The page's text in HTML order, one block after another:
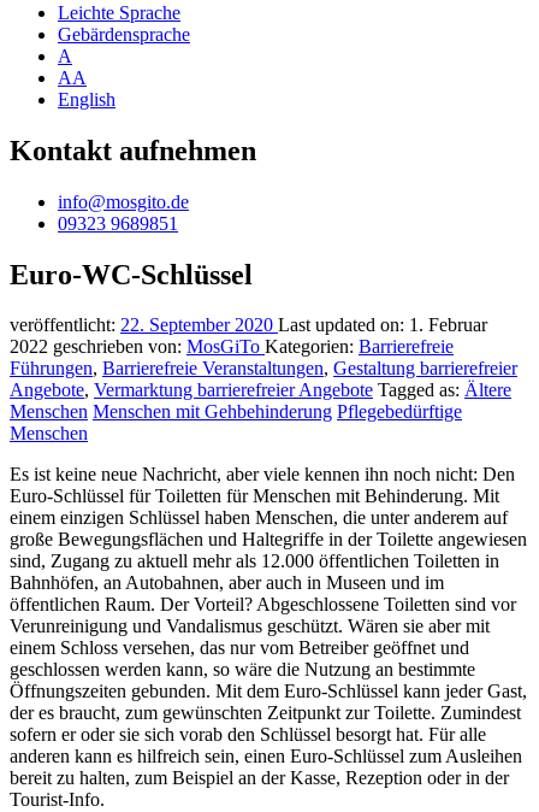
Leichte Sprache
Gebärdensprache
A
AA
English
Kontakt aufnehmen
info@mosgito.de
09323 9689851
Euro-WC-Schlüssel
veröffentlicht: 22. September 2020 Last updated on: 1. Februar
2022 geschrieben von: MosGiTo Kategorien: Barrierefreie
Führungen, Barrierefreie Veranstaltungen, Gestaltung barrierefreier
Angebote, Vermarktung barrierefreier Angebote Tagged as: Ältere
Menschen Menschen mit Gehbehinderung Pflegebedürftige
Menschen
Es ist keine neue Nachricht, aber viele kennen ihn noch nicht: Den
Euro-Schlüssel für Toiletten für Menschen mit Behinderung. Mit
einem einzigen Schlüssel haben Menschen, die unter anderem auf
große Bewegungsflächen und Haltegriffe in der Toilette angewiesen
sind, Zugang zu aktuell mehr als 12.000 öffentlichen Toiletten in
Bahnhöfen, an Autobahnen, aber auch in Museen und im
öffentlichen Raum. Der Vorteil? Abgeschlossene Toiletten sind vor
Verunreinigung und Vandalismus geschützt. Wären sie aber mit
einem Schloss versehen, das nur vom Betreiber geöffnet und
geschlossen werden kann, so wäre die Nutzung an bestimmte
Öffnungszeiten gebunden. Mit dem Euro-Schlüssel kann jeder Gast,
der es braucht, zum gewünschten Zeitpunkt zur Toilette. Zumindest
sofern er oder sie sich vorab den Schlüssel besorgt hat. Für alle
anderen kann es hilfreich sein, einen Euro-Schlüssel zum Ausleihen
bereit zu halten, zum Beispiel an der Kasse, Rezeption oder in der
Tourist-Info.